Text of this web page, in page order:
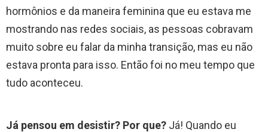
hormônios e da maneira feminina que eu estava me
mostrando nas redes sociais, as pessoas cobravam
muito sobre eu falar da minha transição, mas eu não
estava pronta para isso. Então foi no meu tempo que
tudo aconteceu.
Já pensou em desistir? Por que? Já! Quando eu